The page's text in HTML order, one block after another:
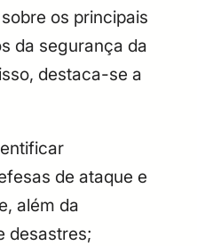
os principais
da segurança da
destaca-se a
de ataque e
além da
desastres;